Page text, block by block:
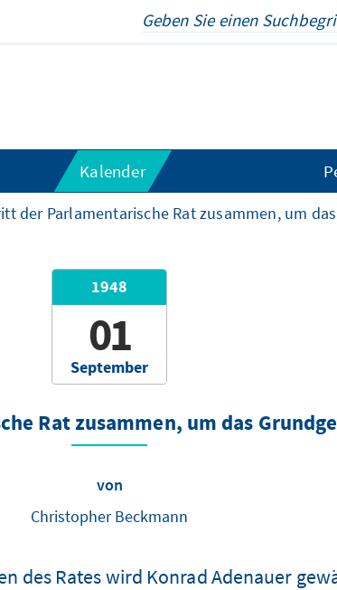
Kalender
der Parlamentarische Rat zusammen, um
September
1948
01
Rat zusammen, um das
von
Christopher Beckmann
des Rates wird Konrad Adenauer